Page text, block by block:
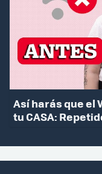
Así harás que el
tu CASA: